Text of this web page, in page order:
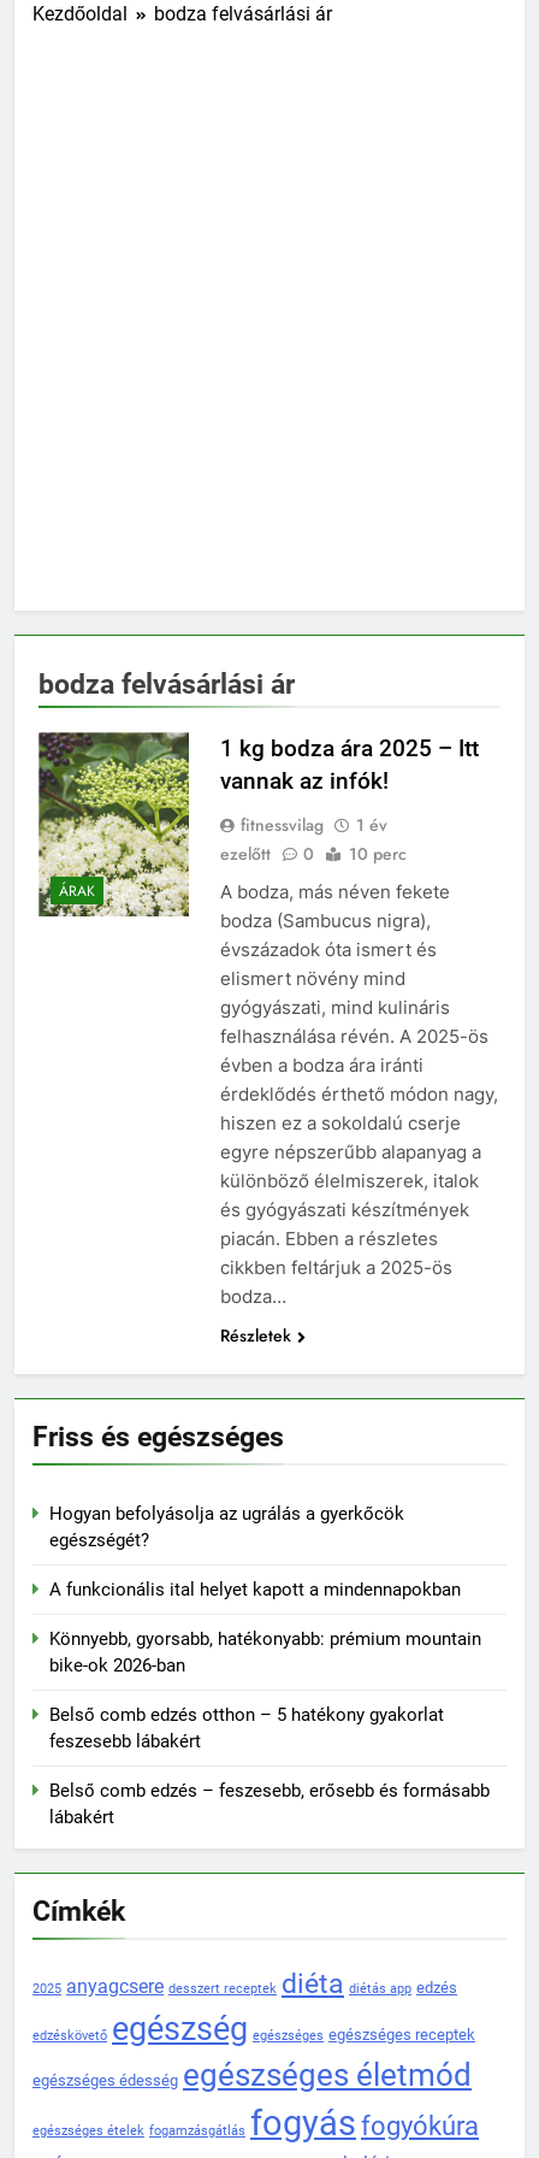
Kezdőoldal bodza felvásárlási ár
bodza felvásárlási ár
ÁRAK
1 kg bodza ára 2025 – Itt
vannak az infók!
fitnessvilag
1 év
ezelőtt
0 10 perc
A bodza, más néven fekete
bodza (Sambucus nigra),
évszázadok óta ismert és
elismert növény mind
gyógyászati, mind kulináris
felhasználása révén. A 2025-ös
évben a bodza ára iránti
érdeklődés érthető módon nagy,
hiszen ez a sokoldalú cserje
egyre népszerűbb alapanyag a
különböző élelmiszerek, italok
és gyógyászati készítmények
piacán. Ebben a részletes
cikkben feltárjuk a 2025-ös
bodza…
Részletek
Friss és egészséges
Hogyan befolyásolja az ugrálás a gyerkőcök
egészségét?
A funkcionális ital helyet kapott a mindennapokban
Könnyebb, gyorsabb, hatékonyabb: prémium mountain
bike-ok 2026-ban
Belső comb edzés otthon – 5 hatékony gyakorlat
feszesebb lábakért
Belső comb edzés – feszesebb, erősebb és formásabb
lábakért
Címkék
2025 anyagcsere desszert receptek diéta diétás app edzés
edzéskövető egészség egészséges egészséges receptek
egészséges édesség egészséges életmód
egészséges ételek fogamzásgátlás fogyás fogyókúra